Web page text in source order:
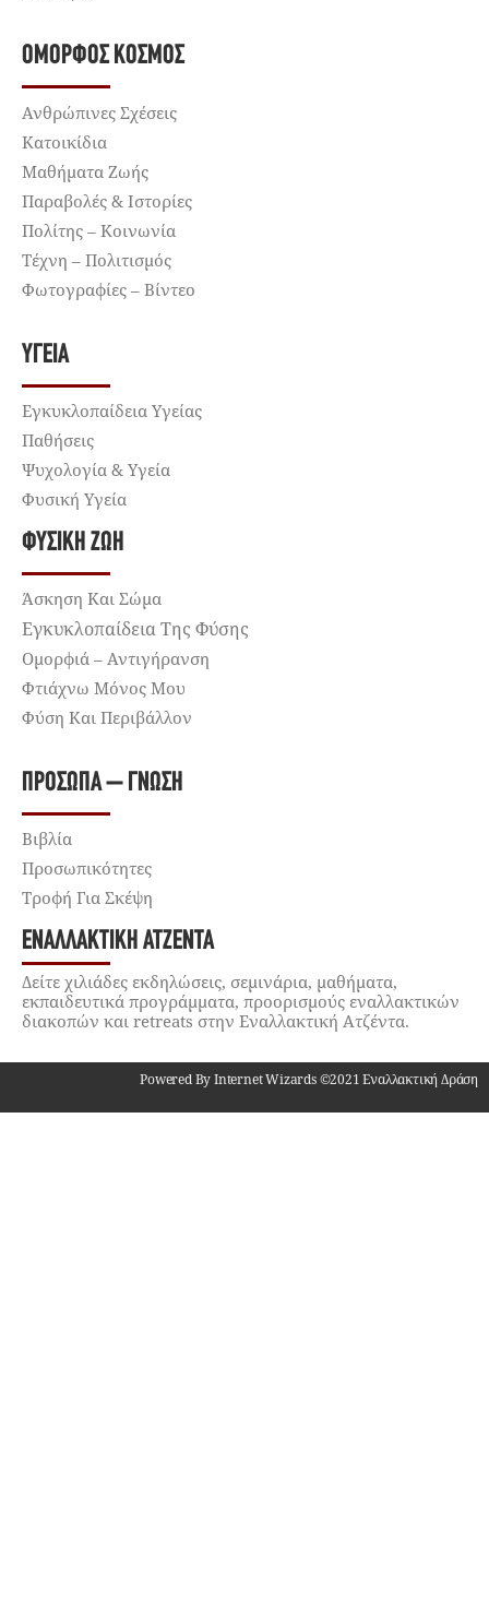
ΌΜΟΡΦΟΣ ΚΌΣΜΟΣ
Ανθρώπινες Σχέσεις
Κατοικίδια
Μαθήματα Ζωής
Παραβολές & Ιστορίες
Πολίτης – Κοινωνία
Τέχνη – Πολιτισμός
Φωτογραφίες – Βίντεο
ΥΓΕΊΑ
Εγκυκλοπαίδεια Υγείας
Παθήσεις
Ψυχολογία & Υγεία
Φυσική Υγεία
ΦΥΣΙΚΉ ΖΩΉ
Άσκηση Και Σώμα
Εγκυκλοπαίδεια Της Φύσης
Ομορφιά – Αντιγήρανση
Φτιάχνω Μόνος Μου
Φύση Και Περιβάλλον
ΠΡΌΣΩΠΑ – ΓΝΏΣΗ
Βιβλία
Προσωπικότητες
Τροφή Για Σκέψη
ΕΝΑΛΛΑΚΤΙΚΉ ΑΤΖΈΝΤΑ
Δείτε χιλιάδες εκδηλώσεις, σεμινάρια, μαθήματα,
εκπαιδευτικά προγράμματα, προορισμούς εναλλακτικών
διακοπών και retreats στην Εναλλακτική Ατζέντα.
Powered By Internet Wizards ©2021 Εναλλακτική Δράση